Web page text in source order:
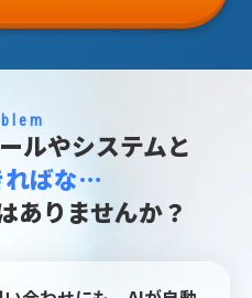
ルやシステムと
ればな…
ありませんか？